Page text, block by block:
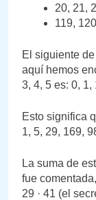
20, 21,
119,
El siguiente
aquí hemos
3, 4, 5 es: 0, 1,
Esto significa
1, 5, 29, 169,
La suma de
fue
29 · 41 (el